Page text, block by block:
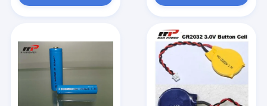
Produkty
O nas
Wycieczka po fabryce